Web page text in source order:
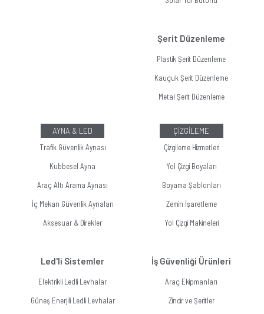
Şerit Düzenleme
Plastik Şerit Düzenleme
Kauçuk Şerit Düzenleme
Metal Şerit Düzenleme
AYNA & LED
Trafik Güvenlik Aynası
Kubbesel Ayna
Araç Altı Arama Aynası
İç Mekan Güvenlik Aynaları
Aksesuar & Direkler
Led'li Sistemler
Elektrikli Ledli Levhalar
Güneş Enerjili Ledli Levhalar
ÇİZGİLEME
Çizgileme Hizmetleri
Yol Çizgi Boyaları
Boyama Şablonları
Zemin İşaretleme
Yol Çizgi Makineleri
İş Güvenliği Ürünleri
Araç Ekipmanları
Zincir ve Şeritler